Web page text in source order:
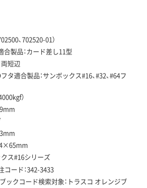
、702520-01）
合製品：カード差し11型
短辺
タ適合製品：サンボックス#16、#32、#64フ
）
ス#16シリーズ
ード：342-3433
ックコード検索対象：トラスコ オレンジブ